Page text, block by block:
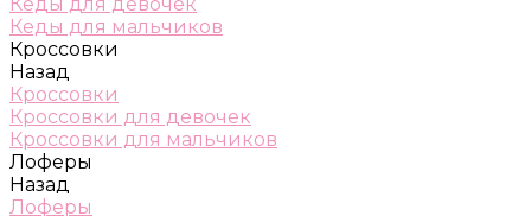
Кеды для мальчиков
Кроссовки
Назад
Кроссовки
Кроссовки для девочек
Кроссовки для мальчиков
Лоферы
Назад
Лоферы